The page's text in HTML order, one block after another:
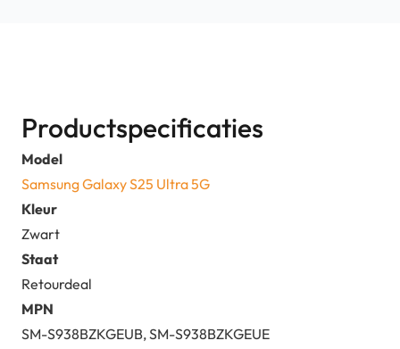
Productspecificaties
Model
Samsung Galaxy S25 Ultra 5G
Kleur
Zwart
Staat
Retourdeal
MPN
SM-S938BZKGEUB, SM-S938BZKGEUE